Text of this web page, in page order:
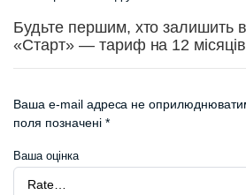
Будьте першим, хто залишить
«Старт» — тариф на 12
Ваша e-mail адреса не
поля позначені *
Ваша оцінка